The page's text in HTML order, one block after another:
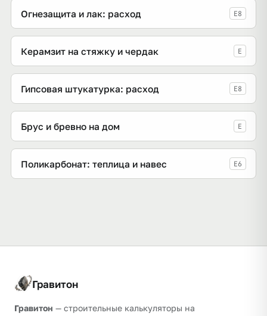
Огнезащита и лак: расход E8
Керамзит на стяжку и чердак E
Гипсовая штукатурка: расход E8
Брус и бревно на дом E
Поликарбонат: теплица и навес E6
Гравитон
Гравитон — строительные калькуляторы на